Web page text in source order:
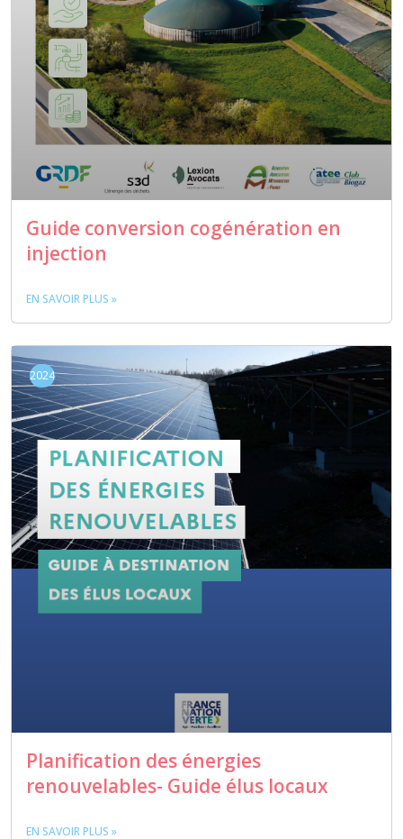
Guide conversion cogénération en
injection
EN SAVOIR PLUS »
2024
Planification des énergies
renouvelables- Guide élus locaux
EN SAVOIR PLUS »